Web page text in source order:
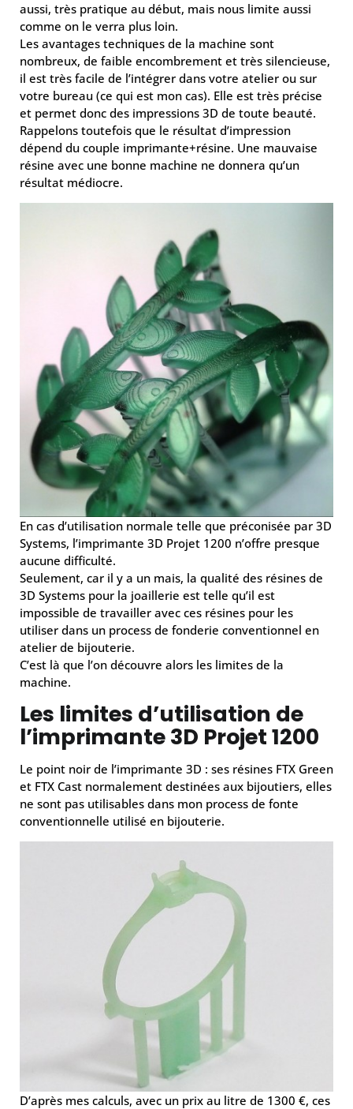
aussi, très pratique au début, mais nous limite aussi
comme on le verra plus loin.
Les avantages techniques de la machine sont
nombreux, de faible encombrement et très silencieuse,
il est très facile de l’intégrer dans votre atelier ou sur
votre bureau (ce qui est mon cas). Elle est très précise
et permet donc des impressions 3D de toute beauté.
Rappelons toutefois que le résultat d’impression
dépend du couple imprimante+résine. Une mauvaise
résine avec une bonne machine ne donnera qu’un
résultat médiocre.
En cas d’utilisation normale telle que préconisée par 3D
Systems, l’imprimante 3D Projet 1200 n’offre presque
aucune difficulté.
Seulement, car il y a un mais, la qualité des résines de
3D Systems pour la joaillerie est telle qu’il est
impossible de travailler avec ces résines pour les
utiliser dans un process de fonderie conventionnel en
atelier de bijouterie.
C’est là que l’on découvre alors les limites de la
machine.
Les limites d’utilisation de
l’imprimante 3D Projet 1200
Le point noir de l’imprimante 3D : ses résines FTX Green
et FTX Cast normalement destinées aux bijoutiers, elles
ne sont pas utilisables dans mon process de fonte
conventionnelle utilisé en bijouterie.
D’après mes calculs, avec un prix au litre de 1300 €, ces